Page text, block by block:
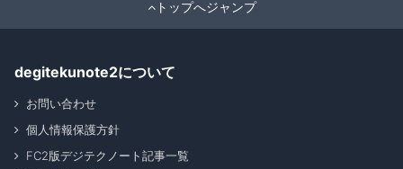
トップへジャンプ
degitekunote2について
お問い合わせ
個人情報保護方針
FC2版デジテクノート記事一覧